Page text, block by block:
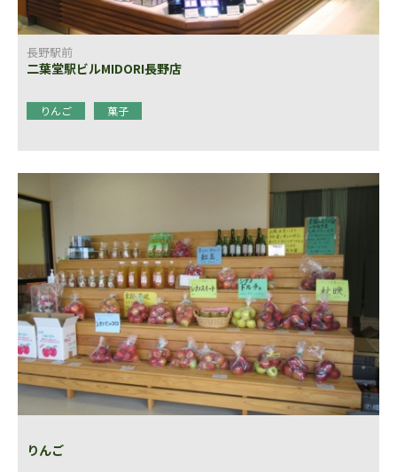
長野駅前
二葉堂駅ビルMIDORI長野店
りんご 菓子
りんご